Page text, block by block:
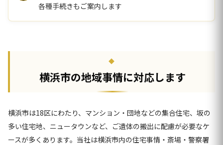
各種手続きもご案内します
横浜市の地域事情に対応します
横浜市は18区にわたり、マンション・団地などの集合住宅、坂の
多い住宅地、ニュータウンなど、ご遺体の搬出に配慮が必要なケ
ースが多くあります。当社は横浜市内の住宅事情・斎場・警察署